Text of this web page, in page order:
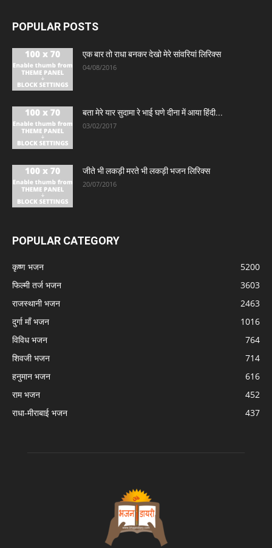
POPULAR POSTS
एक बार तो राधा बनकर देखो मेरे सांवरियां लिरिक्स
04/08/2016
बता मेरे यार सुदामा रे भाई घणे दीना में आया हिंदी...
03/02/2017
जीते भी लकड़ी मरते भी लकड़ी भजन लिरिक्स
20/07/2016
POPULAR CATEGORY
कृष्ण भजन
5200
फिल्मी तर्ज भजन
3603
राजस्थानी भजन
2463
दुर्गा माँ भजन
1016
विविध भजन
764
शिवजी भजन
714
हनुमान भजन
616
राम भजन
452
राधा-मीराबाई भजन
437